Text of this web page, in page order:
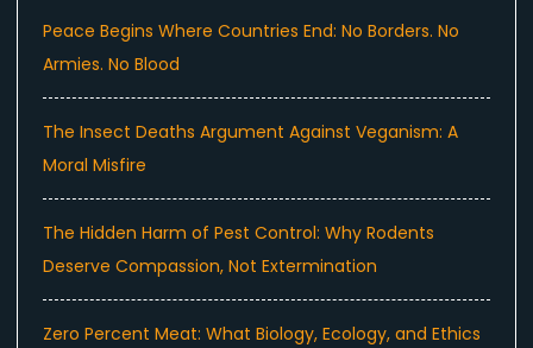
Peace Begins Where Countries End: No Borders. No
Armies. No Blood
The Insect Deaths Argument Against Veganism: A
Moral Misfire
The Hidden Harm of Pest Control: Why Rodents
Deserve Compassion, Not Extermination
Zero Percent Meat: What Biology, Ecology, and Ethics